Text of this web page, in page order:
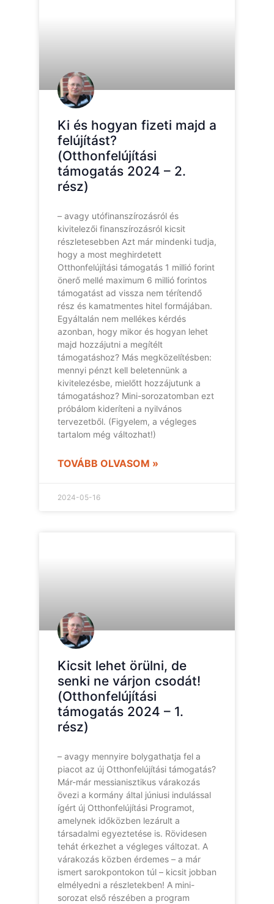
Ki és hogyan fizeti majd a
felújítást?
(Otthonfelújítási
támogatás 2024 – 2.
rész)
– avagy utófinanszírozásról és
kivitelezői finanszírozásról kicsit
részletesebben Azt már mindenki tudja,
hogy a most meghirdetett
Otthonfelújítási támogatás 1 millió forint
önerő mellé maximum 6 millió forintos
támogatást ad vissza nem térítendő
rész és kamatmentes hitel formájában.
Egyáltalán nem mellékes kérdés
azonban, hogy mikor és hogyan lehet
majd hozzájutni a megítélt
támogatáshoz? Más megközelítésben:
mennyi pénzt kell beletennünk a
kivitelezésbe, mielőtt hozzájutunk a
támogatáshoz? Mini-sorozatomban ezt
próbálom kideríteni a nyilvános
tervezetből. (Figyelem, a végleges
tartalom még változhat!)
TOVÁBB OLVASOM »
2024-05-16
Kicsit lehet örülni, de
senki ne várjon csodát!
(Otthonfelújítási
támogatás 2024 – 1.
rész)
– avagy mennyire bolygathatja fel a
piacot az új Otthonfelújítási támogatás?
Már-már messianisztikus várakozás
övezi a kormány által júniusi indulással
ígért új Otthonfelújítási Programot,
amelynek időközben lezárult a
társadalmi egyeztetése is. Rövidesen
tehát érkezhet a végleges változat. A
várakozás közben érdemes – a már
ismert sarokpontokon túl – kicsit jobban
elmélyedni a részletekben! A mini-
sorozat első részében a program